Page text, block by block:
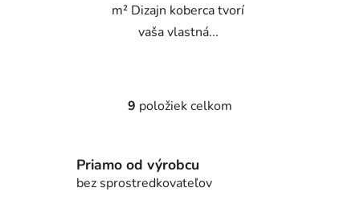
m² Dizajn koberca tvorí
vaša vlastná...
O
á
d
9 položiek celkom
Priamo od výrobcu
bez sprostredkovateľov